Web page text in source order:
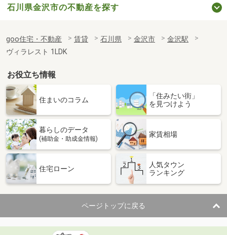
石川県金沢市の不動産を探す
goo住宅・不動産 賃貸 石川県 金沢市
金沢駅
ヴィラレスト 1LDK
お役立ち情報
住まいのコラム
「住みたい街」
を見つけよう
暮らしのデータ
(補助金・助成金情報)
家賃相場
住宅ローン
人気タウン
ランキング
ページトップに戻る